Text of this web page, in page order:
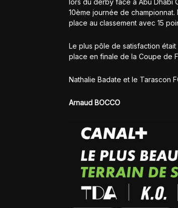
lors du derby face à Abu Dhabi
10ème journée de
place au classement avec 15
Le plus pôle de satisfaction
place en finale de la Coupe de
Nathalie Badate et le Tarascon
Arnaud BOCCO